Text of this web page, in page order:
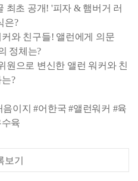
최초 공개! '피자 & 햄버거 러
은?
와 친구들! 앨런에게 의문
정체는?
원으로 변신한 앨런 워커와 친
?
이지 #어한국 #앨런워커 #육
육
보기